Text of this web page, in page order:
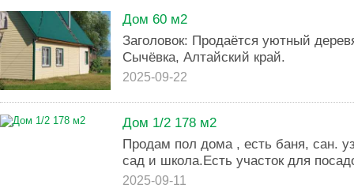
Дом 60 м2
Заголовок: Продаётся уютный
Сычёвка, Алтайский край.
2025-09-22
Дом 1/2 178 м2
Продам пол дома , есть баня, сан.
сад и школа.Есть участок для
2025-09-11